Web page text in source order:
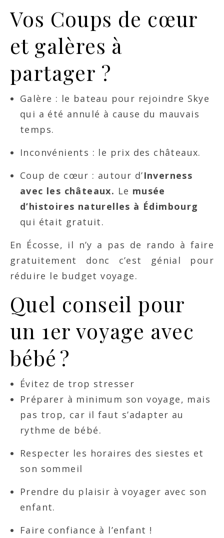
Vos Coups de cœur
et galères à
partager ?
Galère : le bateau pour rejoindre Skye
qui a été annulé à cause du mauvais
temps.
Inconvénients : le prix des châteaux.
Coup de cœur : autour d’Inverness
avec les châteaux. Le musée
d’histoires naturelles à Édimbourg
qui était gratuit.
En Écosse, il n’y a pas de rando à faire
gratuitement donc c’est génial pour
réduire le budget voyage.
Quel conseil pour
un 1er voyage avec
bébé ?
Évitez de trop stresser
Préparer à minimum son voyage, mais
pas trop, car il faut s’adapter au
rythme de bébé.
Respecter les horaires des siestes et
son sommeil
Prendre du plaisir à voyager avec son
enfant.
Faire confiance à l’enfant !